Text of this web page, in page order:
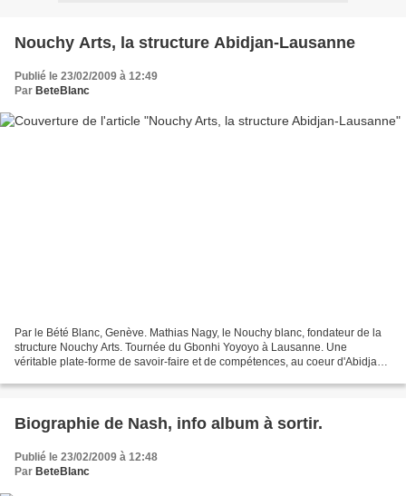
Nouchy Arts, la structure Abidjan-Lausanne
Publié le 23/02/2009 à 12:49
Par BeteBlanc
Par le Bété Blanc, Genève. Mathias Nagy, le Nouchy blanc, fondateur de la
structure Nouchy Arts. Tournée du Gbonhi Yoyoyo à Lausanne. Une
véritable plate-forme de savoir-faire et de compétences, au coeur d'Abidjan,
Biographie de Nash, info album à sortir.
Publié le 23/02/2009 à 12:48
Par BeteBlanc